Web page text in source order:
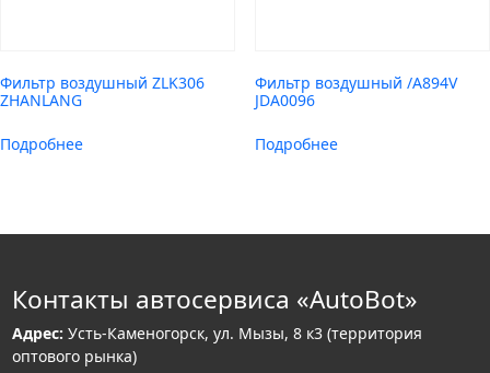
Фильтр воздушный ZLK306
ZHANLANG
Подробнее
Фильтр воздушный /A894V
JDA0096
Подробнее
Контакты автосервиса «AutoBot»
Адрес: Усть-Каменогорск, ул. Мызы, 8 к3 (территория
оптового рынка)